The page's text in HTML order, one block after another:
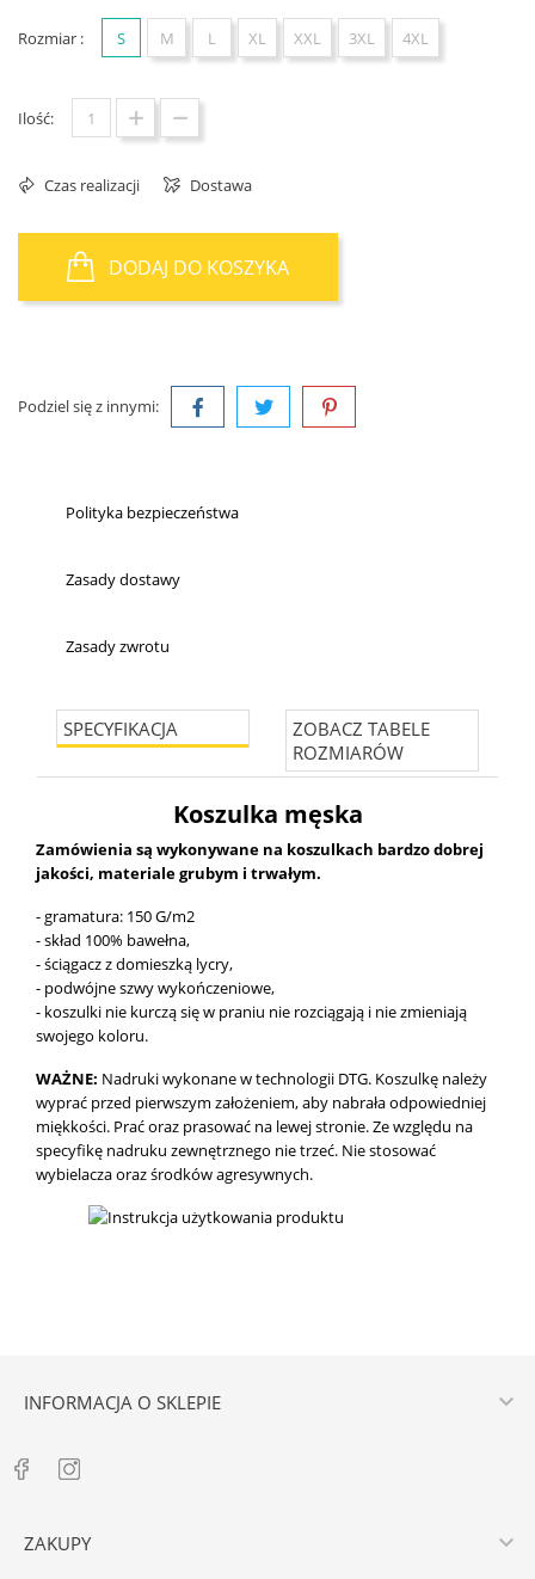
Rozmiar : S M L XL XXL 3XL 4XL
Ilość:
Czas realizacji Dostawa
DODAJ DO KOSZYKA
Podziel się z innymi:
Polityka bezpieczeństwa
Zasady dostawy
Zasady zwrotu
SPECYFIKACJA
ZOBACZ TABELE
ROZMIARÓW
Koszulka męska
Zamówienia są wykonywane na koszulkach bardzo dobrej
jakości, materiale grubym i trwałym.
- gramatura: 150 G/m2
- skład 100% bawełna,
- ściągacz z domieszką lycry,
- podwójne szwy wykończeniowe,
- koszulki nie kurczą się w praniu nie rozciągają i nie zmieniają
swojego koloru.
WAŻNE: Nadruki wykonane w technologii DTG. Koszulkę należy
wyprać przed pierwszym założeniem, aby nabrała odpowiedniej
miękkości. Prać oraz prasować na lewej stronie. Ze względu na
specyfikę nadruku zewnętrznego nie trzeć. Nie stosować
wybielacza oraz środków agresywnych.
INFORMACJA O SKLEPIE 
ZAKUPY 